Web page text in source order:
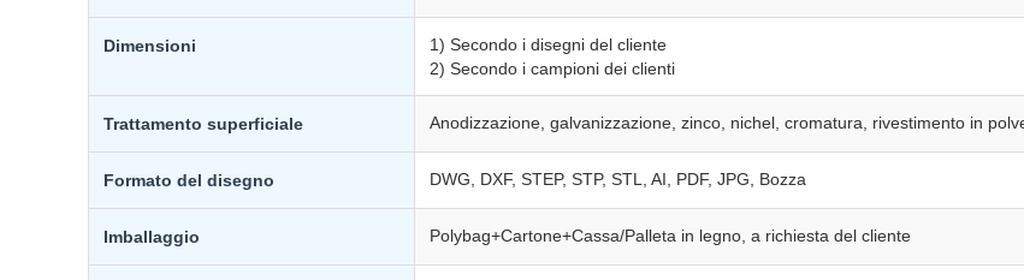
Dimensioni
1) Secondo i disegni del cliente
2) Secondo i campioni dei clienti
Trattamento superficiale Anodizzazione, galvanizzazione, zinco, nichel, cromatura, rivestimento in
Formato del disegno DWG, DXF, STEP, STP, STL, AI, PDF, JPG, Bozza
Imballaggio Polybag+Cartone+Cassa/Palleta in legno, a richiesta del cliente